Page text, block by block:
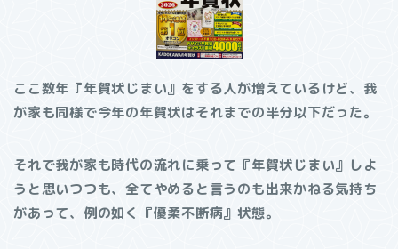
ここ数年『年賀状じまい』をする人が増えているけど、我
が家も同様で今年の年賀状はそれまでの半分以下だった。
それで我が家も時代の流れに乗って『年賀状じまい』しよ
うと思いつつも、全てやめると言うのも出来かねる気持ち
があって、例の如く『優柔不断病』状態。